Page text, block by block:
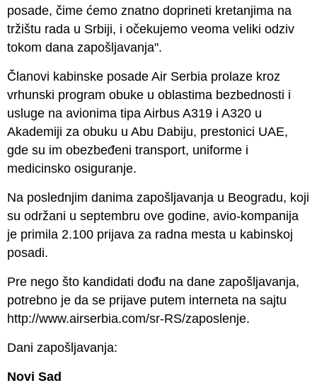
posade, čime ćemo znatno doprineti kretanjima na
tržištu rada u Srbiji, i očekujemo veoma veliki odziv
tokom dana zapošljavanja".
Članovi kabinske posade Air Serbia prolaze kroz
vrhunski program obuke u oblastima bezbednosti i
usluge na avionima tipa Airbus A319 i A320 u
Akademiji za obuku u Abu Dabiju, prestonici UAE,
gde su im obezbeđeni transport, uniforme i
medicinsko osiguranje.
Na poslednjim danima zapošljavanja u Beogradu, koji
su održani u septembru ove godine, avio-kompanija
je primila 2.100 prijava za radna mesta u kabinskoj
posadi.
Pre nego što kandidati dođu na dane zapošljavanja,
potrebno je da se prijave putem interneta na sajtu
http://www.airserbia.com/sr-RS/zaposlenje.
Dani zapošljavanja:
Novi Sad